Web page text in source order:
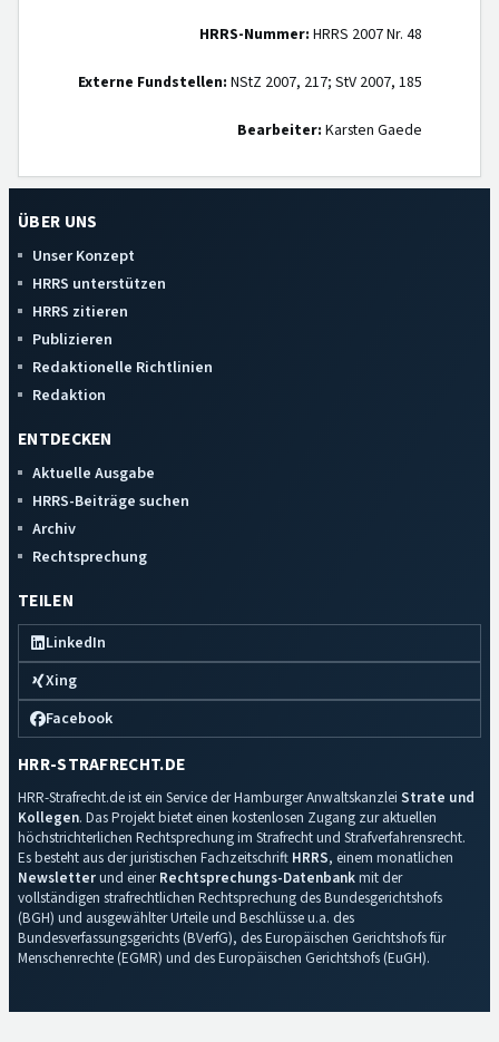
HRRS-Nummer: HRRS 2007 Nr. 48
Externe Fundstellen: NStZ 2007, 217; StV 2007, 185
Bearbeiter: Karsten Gaede
ÜBER UNS
Unser Konzept
HRRS unterstützen
HRRS zitieren
Publizieren
Redaktionelle Richtlinien
Redaktion
ENTDECKEN
Aktuelle Ausgabe
HRRS-Beiträge suchen
Archiv
Rechtsprechung
TEILEN
LinkedIn
Xing
Facebook
HRR-STRAFRECHT.DE
HRR-Strafrecht.de ist ein Service der Hamburger Anwaltskanzlei Strate und
Kollegen. Das Projekt bietet einen kostenlosen Zugang zur aktuellen
höchstrichterlichen Rechtsprechung im Strafrecht und Strafverfahrensrecht.
Es besteht aus der juristischen Fachzeitschrift HRRS, einem monatlichen
Newsletterund einerRechtsprechungs-Datenbankmit der
vollständigen strafrechtlichen Rechtsprechung des Bundesgerichtshofs
(BGH) und ausgewählter Urteile und Beschlüsse u.a. des
Bundesverfassungsgerichts (BVerfG), des Europäischen Gerichtshofs für
Menschenrechte (EGMR) und des Europäischen Gerichtshofs (EuGH).